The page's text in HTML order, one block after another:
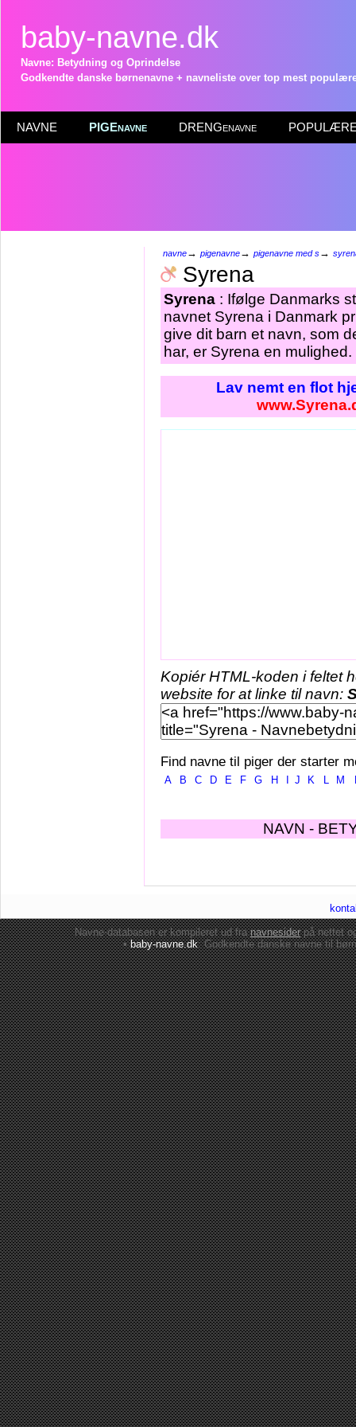
baby-navne.dk
Navne: Betydning og Oprindelse
Godkendte danske børnenavne + navneliste over top mest
NAVNE PIGEnavne DRENGenavne POPULÆRE
navne→ pigenavne→ pigenavne med s→
Syrena
Syrena : Ifølge Danmarks
navnet Syrena i Danmark
give dit barn et navn, som
har, er Syrena en mulighed.
Lav nemt en flot
Kopiér HTML-koden i feltet
website for at linke til navn:
Find navne til piger der starter
A B C D E F G H J K L M
NAVN -
Navne-databasen er kompileret ud franavnesiderpå nettet
•baby-navne.dk: Godkendte danskenavne til børn